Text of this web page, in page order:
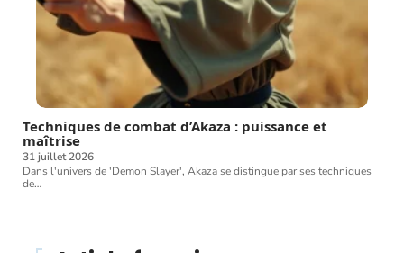
Techniques de combat d’Akaza : puissance et
maîtrise
31 juillet 2026
Dans l'univers de 'Demon Slayer', Akaza se distingue par ses techniques
de…